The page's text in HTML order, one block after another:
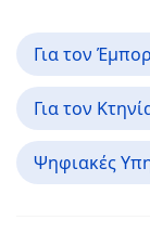
Για τον
Για τον
Ψηφιακές